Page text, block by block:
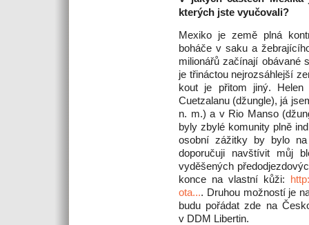
kterých jste vyučovali?
Mexiko je země plná
boháče v saku a
milionářů začínají obávané
je třináctou nejrozsáhlejší
kout je přitom jiný. Helen
Cuetzalanu (džungle), já
n. m.) a v Rio Manso
byly zbylé komunity plně
osobní zážitky by bylo
doporučuji navštívit můj
vyděšených
konce na vlastní kůži:
ota.... Druhou možností je
budu pořádat zde na
v DDM Libertin.